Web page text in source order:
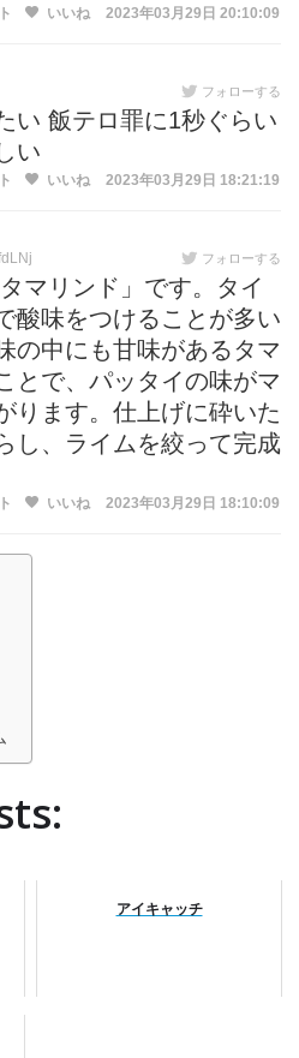
いいね 2023年03月29日 20:10:09
フォローする
い 飯テロ罪に1秒ぐらい
い
いいね 2023年03月29日 18:21:19
フォローする
マリンド」です。タイ
酸味をつけることが多い
の中にも甘味があるタマ
とで、パッタイの味がマ
ります。仕上げに砕いた
し、ライムを絞って完成
いいね 2023年03月29日 18:10:09
アイキャッチ